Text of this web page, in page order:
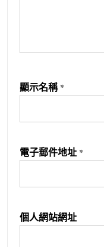
顯示名稱 *
電子郵件地址 *
個人網站網址